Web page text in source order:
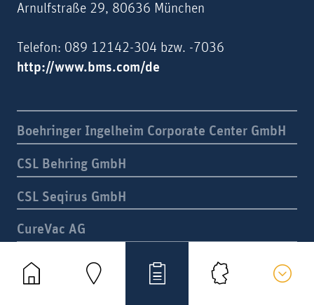
    
Arnulfstraße 29, 80636 München
Telefon: 089 12142-304 bzw. -7036
http://www.bms.com/de
Boehringer Ingelheim Corporate Center GmbH
CSL Behring GmbH
CSL Seqirus GmbH
CureVac AG
Daiichi Sankyo Deutschland GmbH